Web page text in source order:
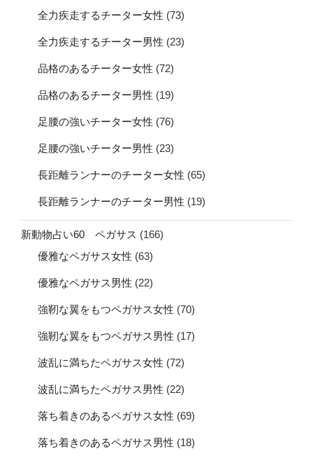
全力疾走するチーター女性 (73)
全力疾走するチーター男性 (23)
品格のあるチーター女性 (72)
品格のあるチーター男性 (19)
足腰の強いチーター女性 (76)
足腰の強いチーター男性 (23)
長距離ランナーのチーター女性 (65)
長距離ランナーのチーター男性 (19)
新動物占い60 ペガサス (166)
優雅なペガサス女性 (63)
優雅なペガサス男性 (22)
強靭な翼をもつペガサス女性 (70)
強靭な翼をもつペガサス男性 (17)
波乱に満ちたペガサス女性 (72)
波乱に満ちたペガサス男性 (22)
落ち着きのあるペガサス女性 (69)
落ち着きのあるペガサス男性 (18)